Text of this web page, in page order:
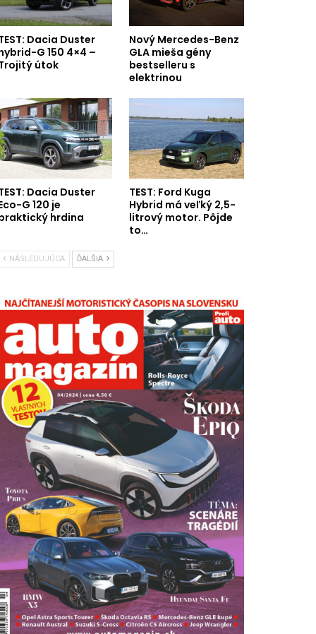
Dacia Duster
G 150 4×4 –
útok
Nový Mercedes-Benz
GLA mieša gény
bestselleru s
elektrinou
Dacia Duster
G 120 je
hrdina
TEST: Ford Kuga
Hybrid má veľký 2,5-
litrový motor. Pôjde
to…
NÁSLEDUJÚCA ĎALŠIA